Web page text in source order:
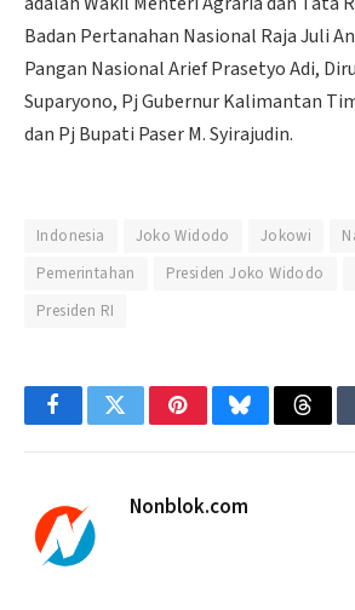
Badan Pertanahan Nasional Raja Juli
Pangan Nasional Arief Prasetyo Adi,
Suparyono, Pj Gubernur Kalimantan
dan Pj Bupati Paser M. Syirajudin.
Indonesia Joko Widodo Jokowi
Pemerintahan
Presiden Joko Widodo
Presiden RI
FacebookTwitterPinterestBluesky
Nonblok.com